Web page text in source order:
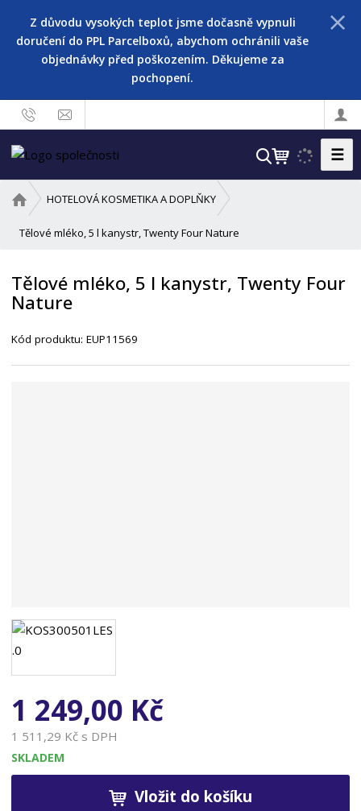
Z důvodu vysokých teplot jsme dočasně vypnuli
doručení do PPL Parcelboxů, abychom ochránili vaše
objednávky před poškozením. Děkujeme za
pochopení.
V
t
☰
v
o
í
s
r
HOTELOVÁ KOSMETIKA A DOPLŇKY
Tělové mléko, 5 l kanystr, Twenty Four Nature
Tělové mléko, 5 l kanystr, Twenty Four
Nature
Kód produktu:EUP11569
1 249,00 Kč
1 511,29 Kč s DPH
SKLADEM
Vložit do košíku